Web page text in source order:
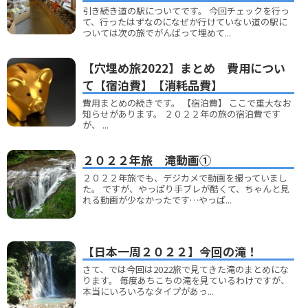
引き続き道の駅についてです。 今回チェックを行っ
て、行ったはずなのになぜか行けていない道の駅に
ついては次の旅でがんばって埋めて...
【穴埋め旅2022】まとめ 費用につい
て【宿泊費】【消耗品費】
費用まとめの続きです。 【宿泊費】 ここで重大なお
知らせがあります。 ２０２２年の旅の宿泊費です
が、 ...
２０２２年旅 滝動画①
２０２２年旅でも、デジカメで動画を撮っていまし
た。 ですが、やっぱり手ブレが酷くて、ちゃんと見
れる動画が少なかったです…やっぱ...
【日本一周２０２２】今回の滝！
さて、では今回は2022旅で見てきた滝のまとめにな
ります。 毎度あちこちの滝を見ているわけですが、
本当にいろいろなタイプがあっ...